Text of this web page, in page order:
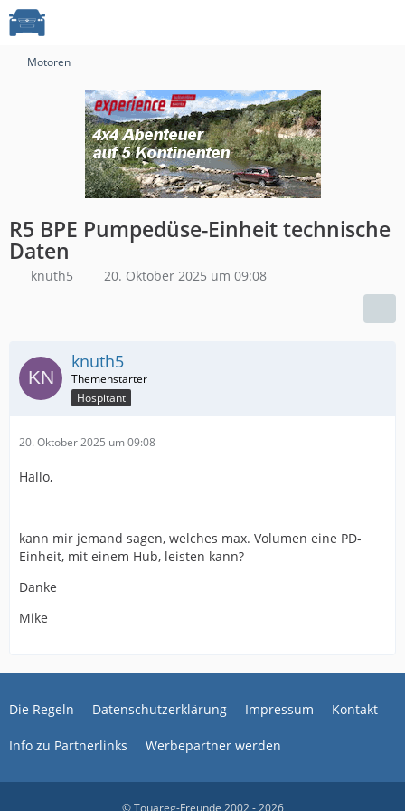
Motoren
R5 BPE Pumpedüse-Einheit technische
Daten
knuth5 20. Oktober 2025 um 09:08
knuth5
Hospitant
20. Oktober 2025 um 09:08
Hallo,
kann mir jemand sagen, welches max. Volumen eine PD-
Einheit, mit einem Hub, leisten kann?
Danke
Mike
Die Regeln Datenschutzerklärung Impressum Kontakt
Info zu Partnerlinks Werbepartner werden
© Touareg-Freunde 2002 - 2026